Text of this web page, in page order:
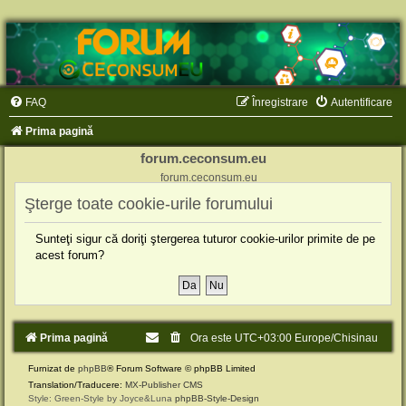
FAQ Autentificare
Înregistrare
Prima pagină
forum.ceconsum.eu
forum.ceconsum.eu
Şterge toate cookie-urile forumului
Sunteţi sigur că doriţi ştergerea tuturor cookie-urilor primite de pe
acest forum?
Prima pagină Ora este UTC+03:00 Europe/Chisinau
Furnizat de phpBB® Forum Software © phpBB Limited
Translation/Traducere: MX-Publisher CMS
Style: Green-Style by Joyce&Luna phpBB-Style-Design